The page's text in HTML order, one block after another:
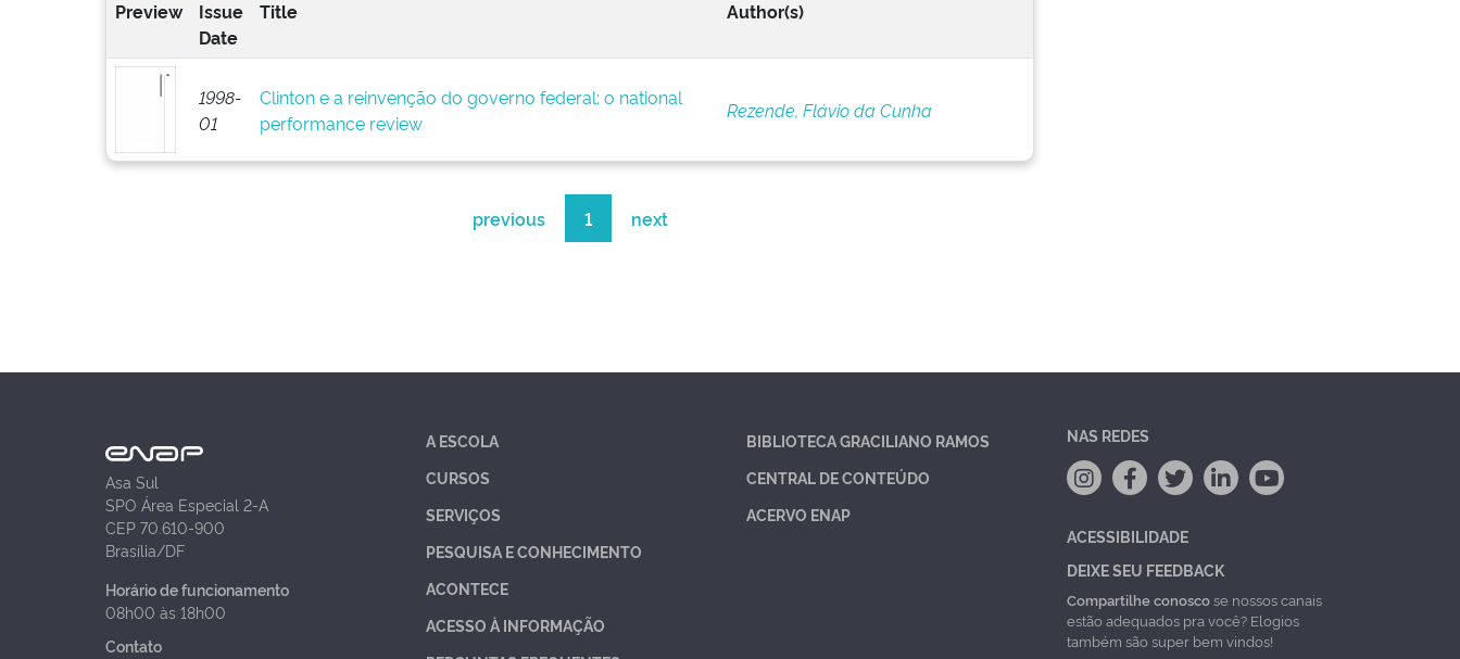
Preview
Issue
Date
Title Author(s)
1998-
01
Clinton e a reinvenção do governo federal: o national
performance review
Rezende, Flávio da Cunha
previous 1 next
Asa Sul
SPO Área Especial 2-A
CEP 70.610-900
Brasília/DF
Horário de funcionamento
08h00 às 18h00
Contato
A ESCOLA
CURSOS
SERVIÇOS
PESQUISA E CONHECIMENTO
ACONTECE
ACESSO À INFORMAÇÃO
BIBLIOTECA GRACILIANO RAMOS
CENTRAL DE CONTEÚDO
ACERVO ENAP
NAS REDES
ACESSIBILIDADE
DEIXE SEU FEEDBACK
Compartilhe conoscose nossos canais
estão adequados pra você? Elogios
também são super bem vindos!